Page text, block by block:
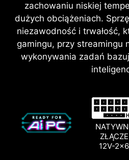
zachowaniu niskiej
dużych obciążeniach.
niezawodność i trwałość,
gamingu, przy streamingu
wykonywania zadań
ZŁĄCZE
12V-2x6